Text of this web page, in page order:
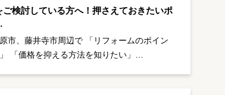
ご検討している方へ！押さえておきたいポ
市、藤井寺市周辺で 「リフォームのポイン
「価格を抑える方法を知りたい」…